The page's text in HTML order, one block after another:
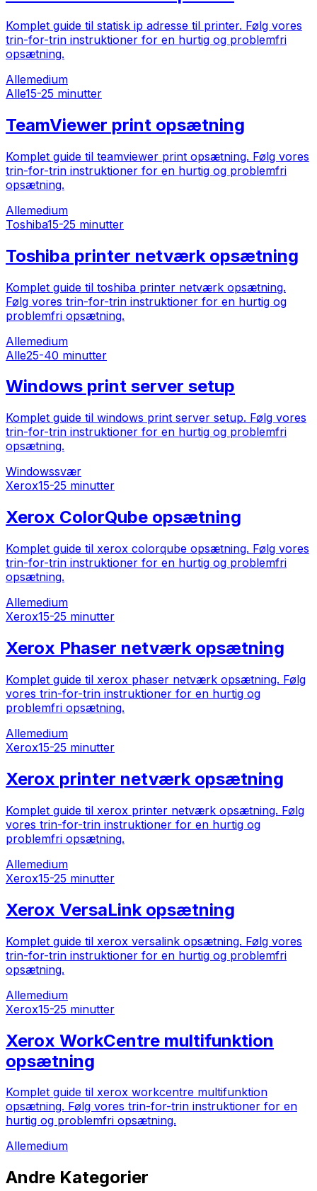
Komplet guide til statisk ip adresse til printer. Følg vores
trin-for-trin instruktioner for en hurtig og problemfri
opsætning.
Allemedium
Alle15-25 minutter
TeamViewer print opsætning
Komplet guide til teamviewer print opsætning. Følg vores
trin-for-trin instruktioner for en hurtig og problemfri
opsætning.
Allemedium
Toshiba15-25 minutter
Toshiba printer netværk opsætning
Komplet guide til toshiba printer netværk opsætning.
Følg vores trin-for-trin instruktioner for en hurtig og
problemfri opsætning.
Allemedium
Alle25-40 minutter
Windows print server setup
Komplet guide til windows print server setup. Følg vores
trin-for-trin instruktioner for en hurtig og problemfri
opsætning.
Windowssvær
Xerox15-25 minutter
Xerox ColorQube opsætning
Komplet guide til xerox colorqube opsætning. Følg vores
trin-for-trin instruktioner for en hurtig og problemfri
opsætning.
Allemedium
Xerox15-25 minutter
Xerox Phaser netværk opsætning
Komplet guide til xerox phaser netværk opsætning. Følg
vores trin-for-trin instruktioner for en hurtig og
problemfri opsætning.
Allemedium
Xerox15-25 minutter
Xerox printer netværk opsætning
Komplet guide til xerox printer netværk opsætning. Følg
vores trin-for-trin instruktioner for en hurtig og
problemfri opsætning.
Allemedium
Xerox15-25 minutter
Xerox VersaLink opsætning
Komplet guide til xerox versalink opsætning. Følg vores
trin-for-trin instruktioner for en hurtig og problemfri
opsætning.
Allemedium
Xerox15-25 minutter
Xerox WorkCentre multifunktion
opsætning
Komplet guide til xerox workcentre multifunktion
opsætning. Følg vores trin-for-trin instruktioner for en
hurtig og problemfri opsætning.
Allemedium
Andre Kategorier